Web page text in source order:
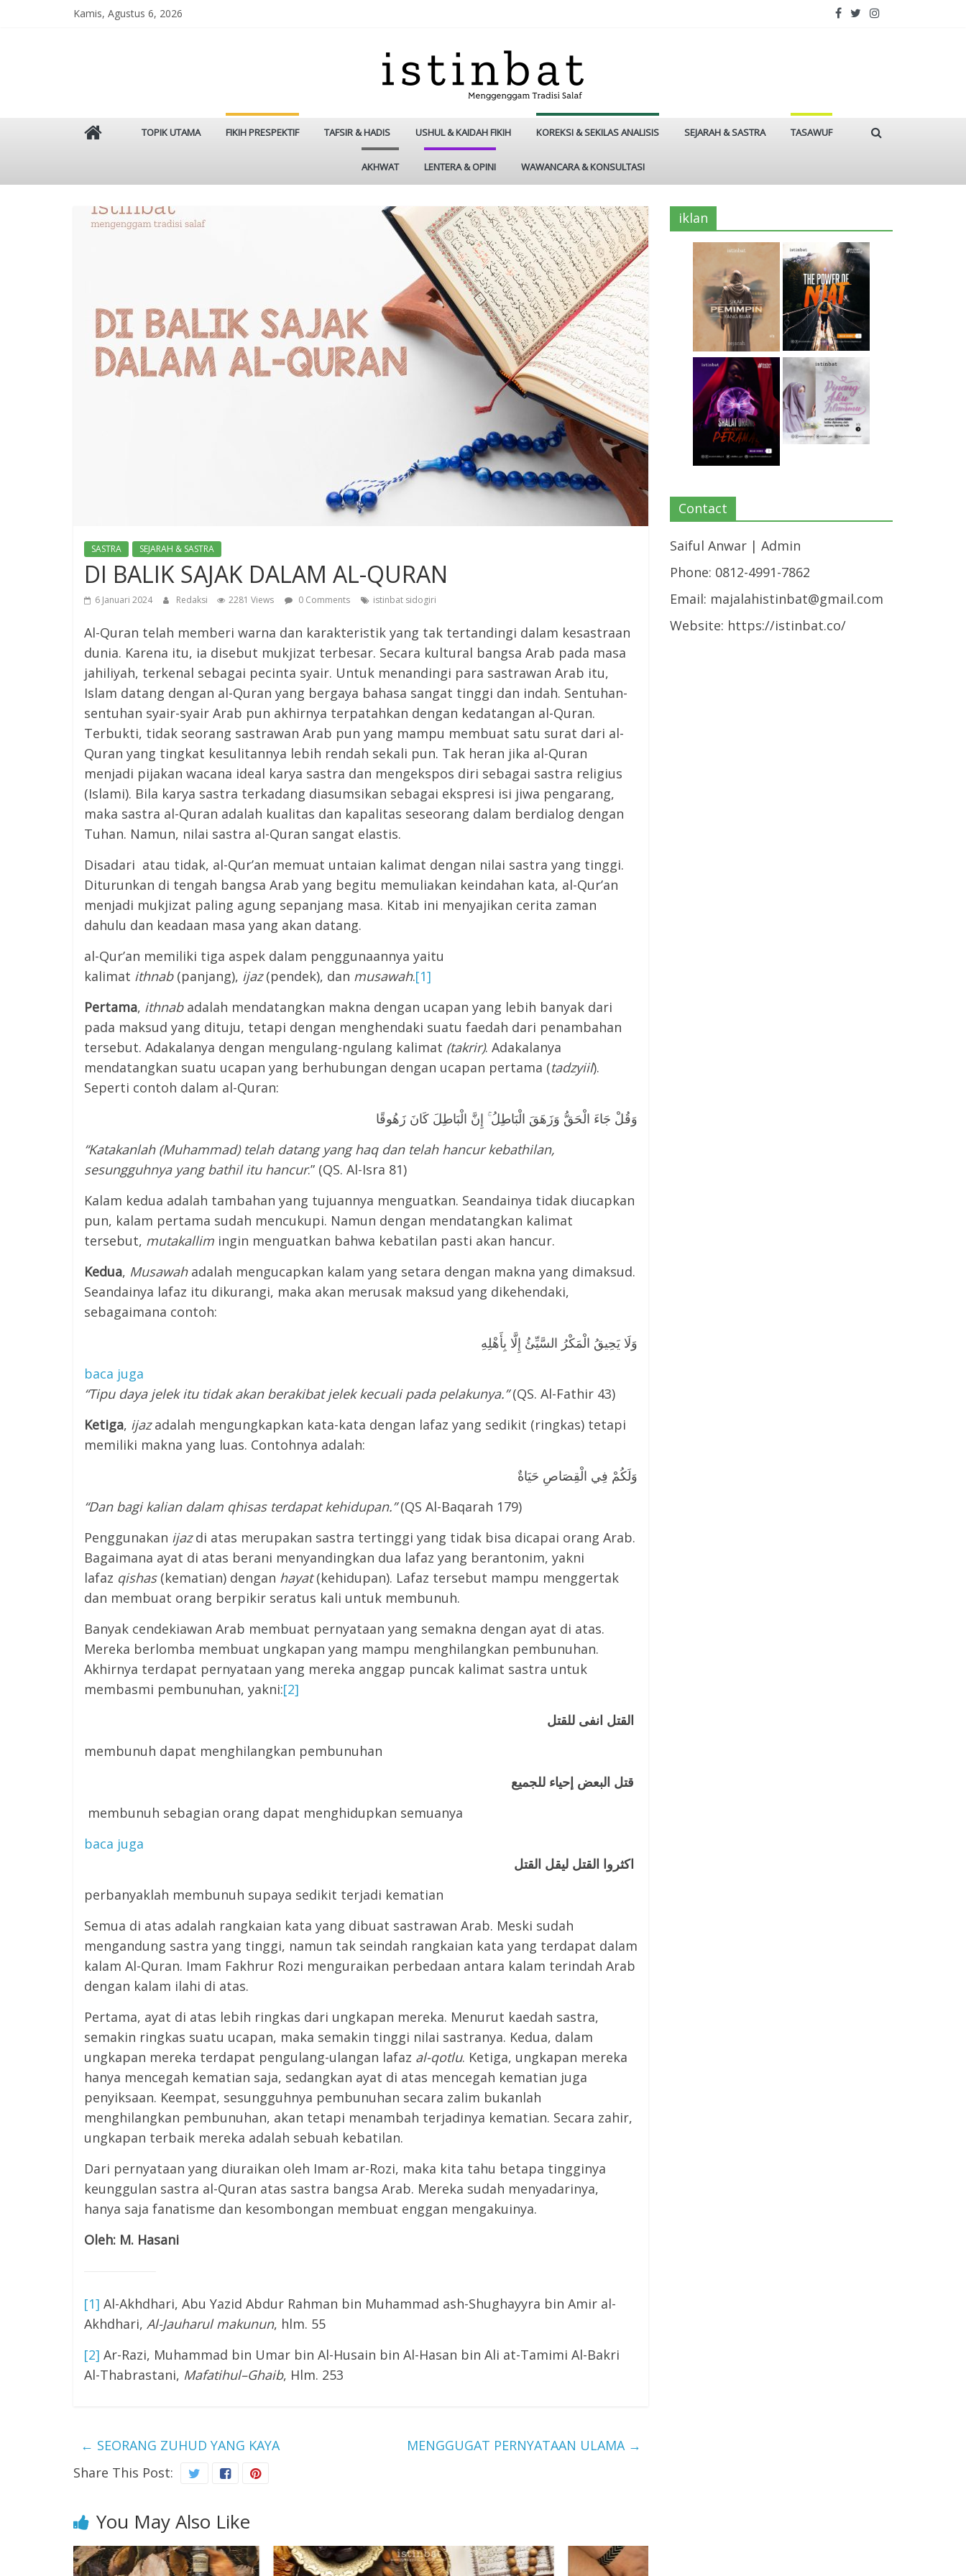
Kamis, Agustus 6, 2026
Istinbat
Salaf
TOPIK UTAMA FIKIH PRESPEKTIF TAFSIR & HADIS USHUL & KAIDAH FIKIH KOREKSI & SEKILAS ANALISIS SEJARAH & SASTRA TASAWUF
AKHWAT LENTERA & OPINI WAWANCARA & KONSULTASI
SASTRA SEJARAH & SASTRA
DI BALIK SAJAK DALAM AL-QURAN
6 Januari 2024 Redaksi 2281 Views 0 Comments istinbat sidogiri
Al-Quran telah memberi warna dan karakteristik yang tak tertandingi dalam kesastraan
dunia. Karena itu, ia disebut mukjizat terbesar. Secara kultural bangsa Arab pada masa
jahiliyah, terkenal sebagai pecinta syair. Untuk menandingi para sastrawan Arab itu,
Islam datang dengan al-Quran yang bergaya bahasa sangat tinggi dan indah. Sentuhan-
sentuhan syair-syair Arab pun akhirnya terpatahkan dengan kedatangan al-Quran.
Terbukti, tidak seorang sastrawan Arab pun yang mampu membuat satu surat dari al-
Quran yang tingkat kesulitannya lebih rendah sekali pun. Tak heran jika al-Quran
menjadi pijakan wacana ideal karya sastra dan mengekspos diri sebagai sastra religius
(Islami). Bila karya sastra terkadang diasumsikan sebagai ekspresi isi jiwa pengarang,
maka sastra al-Quran adalah kualitas dan kapalitas seseorang dalam berdialog dengan
Tuhan. Namun, nilai sastra al-Quran sangat elastis.
Disadari atau tidak, al-Qur’an memuat untaian kalimat dengan nilai sastra yang tinggi.
Diturunkan di tengah bangsa Arab yang begitu memuliakan keindahan kata, al-Qur’an
menjadi mukjizat paling agung sepanjang masa. Kitab ini menyajikan cerita zaman
dahulu dan keadaan masa yang akan datang.
al-Qur’an memiliki tiga aspek dalam penggunaannya yaitu
kalimat ithnab(panjang), ijaz(pendek), dan musawah.[1]
Pertama, ithnab adalah mendatangkan makna dengan ucapan yang lebih banyak dari
pada maksud yang dituju, tetapi dengan menghendaki suatu faedah dari penambahan
tersebut. Adakalanya dengan mengulang-ngulang kalimat (takrir). Adakalanya
mendatangkan suatu ucapan yang berhubungan dengan ucapan pertama (tadzyiil).
Seperti contoh dalam al-Quran:
وَقُلْ جَاءَ الْحَقُّ وَزَهَقَ الْبَاطِلُ ۚ إِنَّ الْبَاطِلَ كَانَ زَهُوقًا
“Katakanlah (Muhammad) telah datang yang haq dan telah hancur kebathilan,
sesungguhnya yang bathil itu hancur.” (QS. Al-Isra 81)
Kalam kedua adalah tambahan yang tujuannya menguatkan. Seandainya tidak diucapkan
pun, kalam pertama sudah mencukupi. Namun dengan mendatangkan kalimat
tersebut, mutakallim ingin menguatkan bahwa kebatilan pasti akan hancur.
Kedua, Musawahadalah mengucapkan kalam yang setara dengan makna yang dimaksud.
Seandainya lafaz itu dikurangi, maka akan merusak maksud yang dikehendaki,
sebagaimana contoh:
وَلَا يَحِيقُ الْمَكْرُ السَّيِّئُ إِلَّا بِأَهْلِهِ
baca juga
“Tipu daya jelek itu tidak akan berakibat jelek kecuali pada pelakunya.”(QS. Al-Fathir 43)
Ketiga, ijazadalah mengungkapkan kata-kata dengan lafaz yang sedikit (ringkas) tetapi
memiliki makna yang luas. Contohnya adalah:
وَلَكُمْ فِي الْقِصَاصِ حَيَاةٌ
“Dan bagi kalian dalam qhisas terdapat kehidupan.”(QS Al-Baqarah 179)
Penggunakan ijazdi atas merupakan sastra tertinggi yang tidak bisa dicapai orang Arab.
Bagaimana ayat di atas berani menyandingkan dua lafaz yang berantonim, yakni
lafaz qishas(kematian) dengan hayat(kehidupan). Lafaz tersebut mampu menggertak
dan membuat orang berpikir seratus kali untuk membunuh.
Banyak cendekiawan Arab membuat pernyataan yang semakna dengan ayat di atas.
Mereka berlomba membuat ungkapan yang mampu menghilangkan pembunuhan.
Akhirnya terdapat pernyataan yang mereka anggap puncak kalimat sastra untuk
membasmi pembunuhan, yakni:[2]
القتل انفى للقتل
membunuh dapat menghilangkan pembunuhan
قتل البعض إحياء للجميع
membunuh sebagian orang dapat menghidupkan semuanya
baca juga
اكثروا القتل ليقل القتل
perbanyaklah membunuh supaya sedikit terjadi kematian
Semua di atas adalah rangkaian kata yang dibuat sastrawan Arab. Meski sudah
mengandung sastra yang tinggi, namun tak seindah rangkaian kata yang terdapat dalam
kalam Al-Quran. Imam Fakhrur Rozi menguraikan perbedaan antara kalam terindah Arab
dengan kalam ilahi di atas.
Pertama, ayat di atas lebih ringkas dari ungkapan mereka. Menurut kaedah sastra,
semakin ringkas suatu ucapan, maka semakin tinggi nilai sastranya. Kedua, dalam
ungkapan mereka terdapat pengulang-ulangan lafaz al-qotlu. Ketiga, ungkapan mereka
hanya mencegah kematian saja, sedangkan ayat di atas mencegah kematian juga
penyiksaan. Keempat, sesungguhnya pembunuhan secara zalim bukanlah
menghilangkan pembunuhan, akan tetapi menambah terjadinya kematian. Secara zahir,
ungkapan terbaik mereka adalah sebuah kebatilan.
Dari pernyataan yang diuraikan oleh Imam ar-Rozi, maka kita tahu betapa tingginya
keunggulan sastra al-Quran atas sastra bangsa Arab. Mereka sudah menyadarinya,
hanya saja fanatisme dan kesombongan membuat enggan mengakuinya.
Oleh: M. Hasani
[1] Al-Akhdhari, Abu Yazid Abdur Rahman bin Muhammad ash-Shughayyra bin Amir al-
Akhdhari, Al-Jauharul makunun, hlm. 55
[2] Ar-Razi, Muhammad bin Umar bin Al-Husain bin Al-Hasan bin Ali at-Tamimi Al-Bakri
Al-Thabrastani, Mafatihul–Ghaib, Hlm. 253
← SEORANG ZUHUD YANG KAYA MENGGUGAT PERNYATAAN ULAMA →
Share This Post:
You May Also Like
iklan
Contact
Saiful Anwar | Admin
Phone: 0812-4991-7862
Email: majalahistinbat@gmail.com
Website: https://istinbat.co/